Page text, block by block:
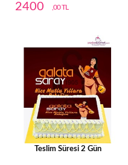
2400 ,00 TL
Teslim Süresi 2 Gün